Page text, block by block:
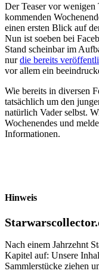
Der Teaser vor wenigen
kommenden
einen ersten Blick auf
Nun ist soeben bei
Stand scheinbar im
nurdie bereits
vor allem ein
Wie bereits in diversen
tatsächlich um den
natürlich Vader selbst.
Wochenendes und
Informationen.
Hinweis
Nach einem Jahrzehnt
Kapitel auf: Unsere
Sammlerstücke ziehen